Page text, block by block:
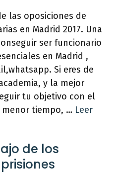
las oposiciones de
en Madrid 2017. Una
ser funcionario
en Madrid ,
Si eres de
y la mejor
tu objetivo con el
menor tiempo, … Leer
de los